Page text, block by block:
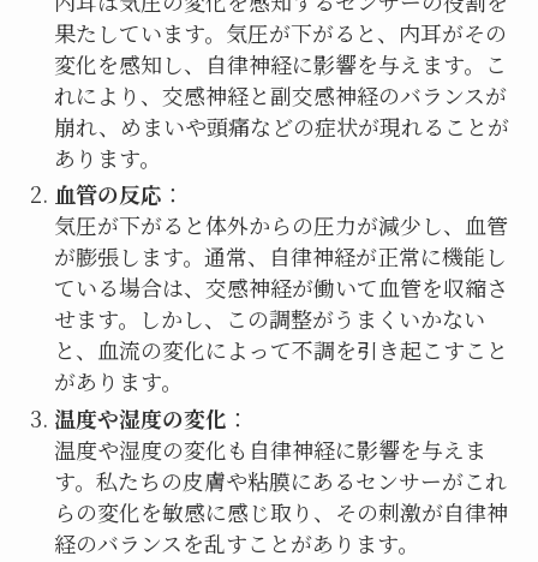
果たしています。気圧が下がると、内耳がその
変化を感知し、自律神経に影響を与えます。こ
れにより、交感神経と副交感神経のバランスが
崩れ、めまいや頭痛などの症状が現れることが
あります。
血管の反応 ：
気圧が下がると体外からの圧力が減少し、血管
が膨張します。通常、自律神経が正常に機能し
ている場合は、交感神経が働いて血管を収縮さ
せます。しかし、この調整がうまくいかない
と、血流の変化によって不調を引き起こすこと
があります。
温度や湿度の変化 ：
温度や湿度の変化も自律神経に影響を与えま
す。私たちの皮膚や粘膜にあるセンサーがこれ
らの変化を敏感に感じ取り、その刺激が自律神
経のバランスを乱すことがあります。